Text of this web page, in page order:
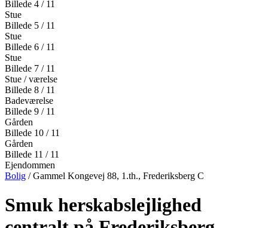
Billede 4 / 11
Stue
Billede 5 / 11
Stue
Billede 6 / 11
Stue
Billede 7 / 11
Stue / værelse
Billede 8 / 11
Badeværelse
Billede 9 / 11
Gården
Billede 10 / 11
Gården
Billede 11 / 11
Ejendommen
Bolig / Gammel Kongevej 88, 1.th., Frederiksberg C
Smuk herskabslejlighed